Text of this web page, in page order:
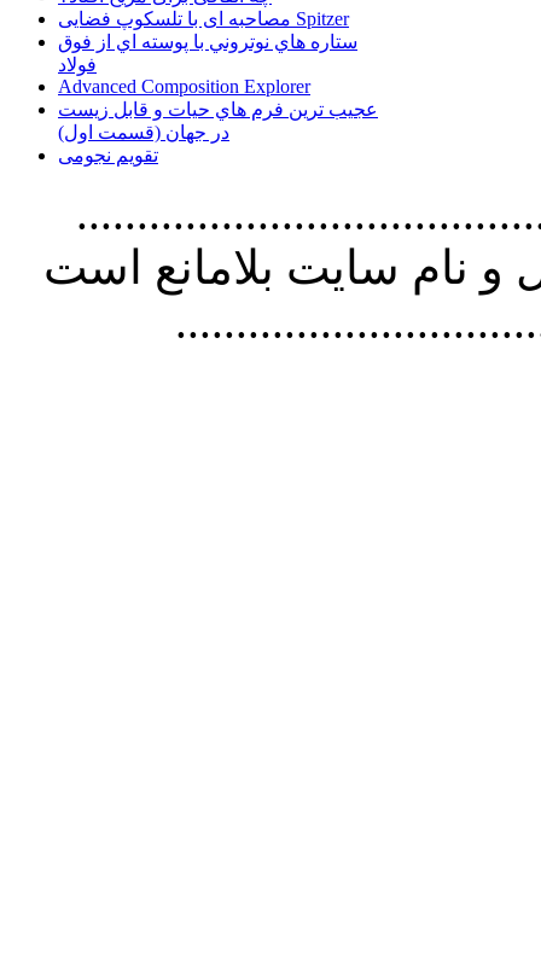
مصاحبه ای با تلسکوپ فضایی Spitzer
ستاره هاي نوتروني با پوسته اي از فوق
فولاد
Advanced Composition Explorer
عجیب ترین فرم هاي حيات و قابل زيست
در جهان (قسمت اول)
تقویم نجومی
استفاده از
نام سايت بلامانع است